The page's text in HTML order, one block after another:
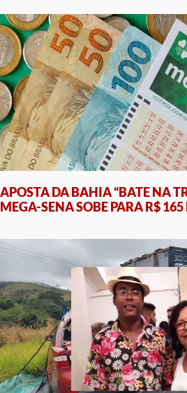
APOSTA DA BAHIA “BATE NA
MEGA-SENA SOBE PARA R$